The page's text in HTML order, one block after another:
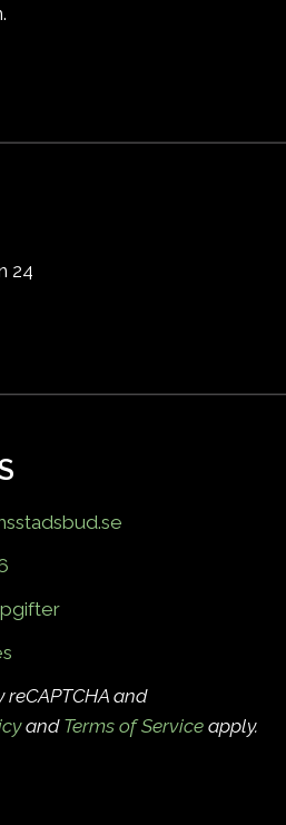
24
and
and Terms of Service apply.